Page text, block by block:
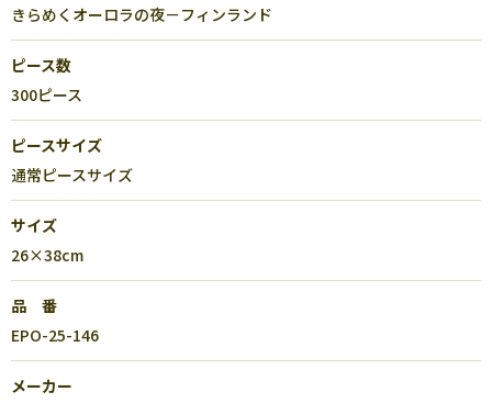
きらめくオーロラの夜－フィンランド
ピース数
300ピース
ピースサイズ
通常ピースサイズ
サイズ
26×38cm
品 番
EPO-25-146
メーカー